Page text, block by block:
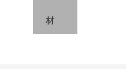
材